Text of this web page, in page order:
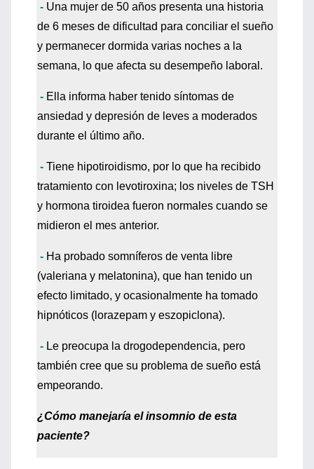
- Una mujer de 50 años presenta una historia
de 6 meses de dificultad para conciliar el sueño
y permanecer dormida varias noches a la
semana, lo que afecta su desempeño laboral.
- Ella informa haber tenido síntomas de
ansiedad y depresión de leves a moderados
durante el último año.
- Tiene hipotiroidismo, por lo que ha recibido
tratamiento con levotiroxina; los niveles de TSH
y hormona tiroidea fueron normales cuando se
midieron el mes anterior.
- Ha probado somníferos de venta libre
(valeriana y melatonina), que han tenido un
efecto limitado, y ocasionalmente ha tomado
hipnóticos (lorazepam y eszopiclona).
- Le preocupa la drogodependencia, pero
también cree que su problema de sueño está
empeorando.
¿Cómo manejaría el insomnio de esta
paciente?